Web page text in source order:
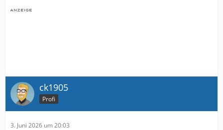
ck1905
Profi
3. Juni 2026 um 20:03